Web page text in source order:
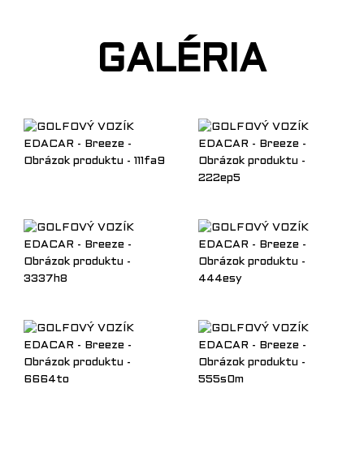
GALÉRIA